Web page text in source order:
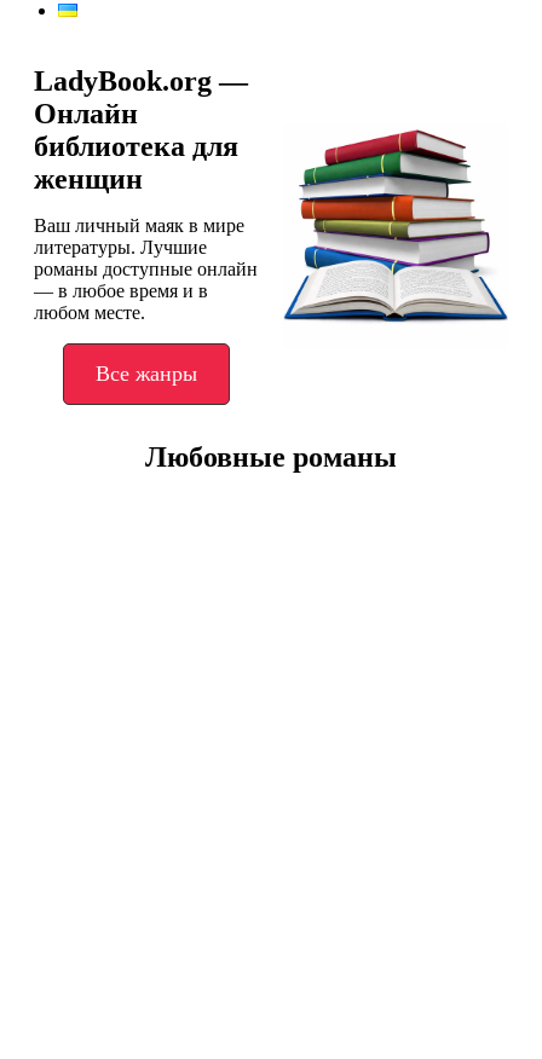
LadyBook.org —
Онлайн
библиотека для
женщин
Ваш личный маяк в мире
литературы. Лучшие
романы доступные онлайн
— в любое время и в
любом месте.
Все жанры
Любовные романы